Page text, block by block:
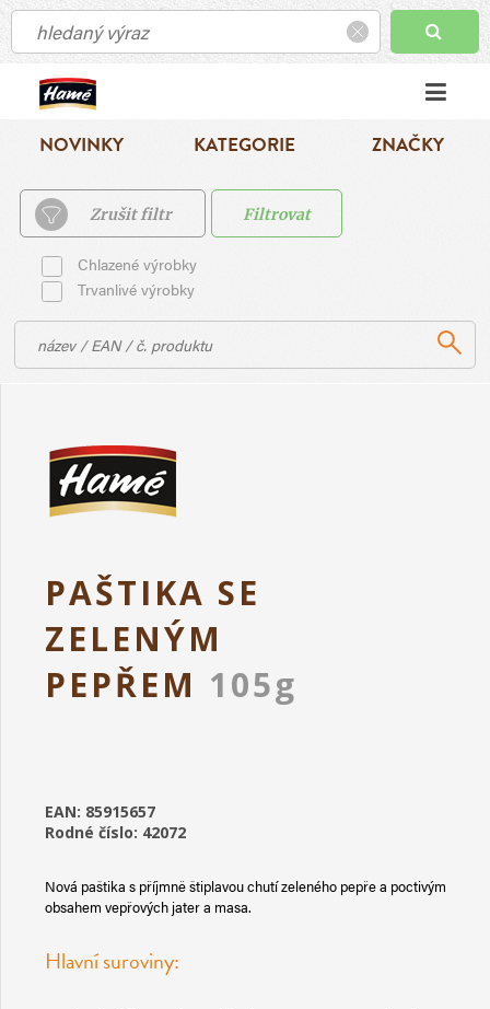
NOVINKY KATEGORIE ZNAČKY
Zrušit filtr Filtrovat
Chlazené výrobky
Trvanlivé výrobky
PAŠTIKA SE
ZELENÝM
PEPŘEM 105g
EAN: 85915657
Rodné číslo: 42072
Nová paštika s příjmně štiplavou chutí zeleného pepře a poctivým
obsahem vepřových jater a masa.
Hlavní suroviny: